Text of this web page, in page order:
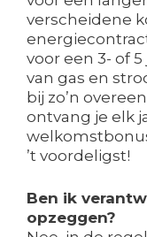
verscheidene
voor een 3- of
van gas en
bij zo’n
ontvang je elk
’t voordeligst!
Ben ik
opzeggen?